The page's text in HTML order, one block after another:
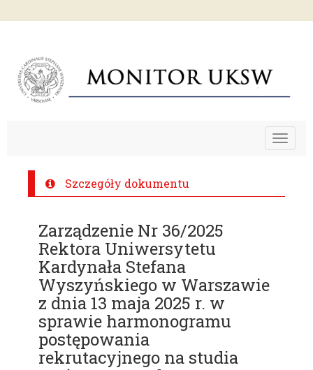
Toggle
Szczegóły dokumentu
Zarządzenie Nr 36/2025
Rektora Uniwersytetu
Kardynała Stefana
Wyszyńskiego w Warszawie
z dnia 13 maja 2025 r. w
sprawie harmonogramu
postępowania
rekrutacyjnego na studia